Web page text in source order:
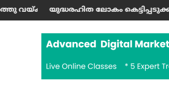
ആഹ്വാനം ചെയ്ത ഹിരോഷിമ
യൂണിയൻ